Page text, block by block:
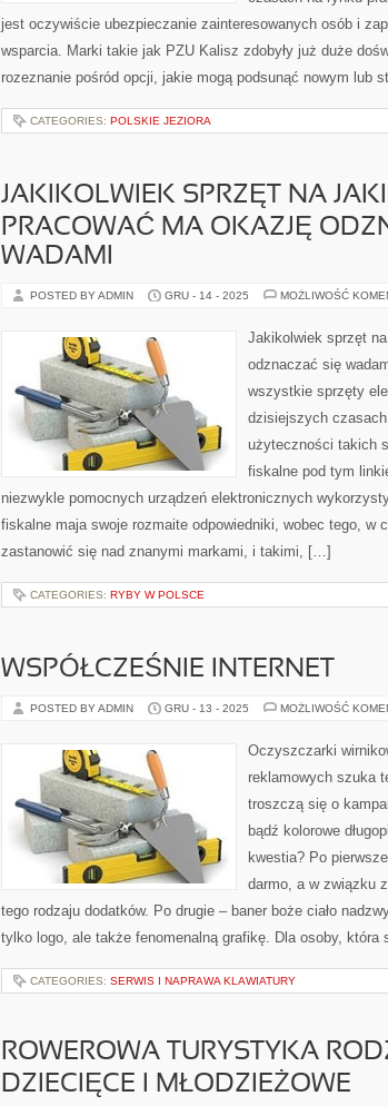
jest oczywiście ubezpieczanie zainteresowanych osób i
wsparcia. Marki takie jak PZU Kalisz zdobyły już duże
rozeznanie pośród opcji, jakie mogą podsunąć nowym lub
CATEGORIES: POLSKIE JEZIORA
JAKIKOLWIEK SPRZĘT NA
PRACOWAĆ MA OKAZJĘ
WADAMI
POSTED BY ADMIN GRU - 14 - 2025 MOŻLIWOŚĆ
Jakikolwiek sprzęt
odznaczać się
wszystkie sprzęty
dzisiejszych
użyteczności takich
fiskalne pod tym
niezwykle pomocnych urządzeń elektronicznych
fiskalne maja swoje rozmaite odpowiedniki, wobec tego, w
zastanowić się nad znanymi markami, i takimi, […]
CATEGORIES: RYBY W POLSCE
WSPÓŁCZEŚNIE INTERNET
POSTED BY ADMIN GRU - 13 - 2025 MOŻLIWOŚĆ
Oczyszczarki
reklamowych szuka
troszczą się o
bądź kolorowe
kwestia? Po
darmo, a w związku
tego rodzaju dodatków. Po drugie – baner boże ciało
tylko logo, ale także fenomenalną grafikę. Dla osoby,
CATEGORIES: SERWIS I NAPRAWA KLAWIATURY
ROWEROWA TURYSTYKA
DZIECIĘCE I MŁODZIEŻOWE